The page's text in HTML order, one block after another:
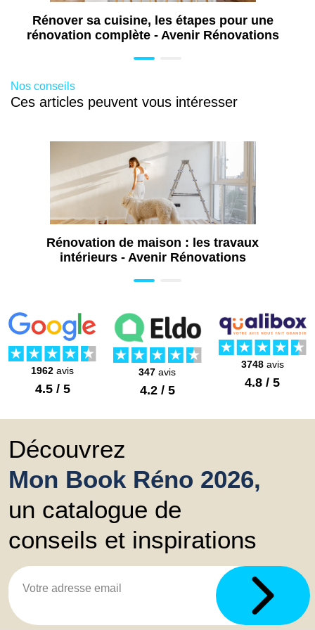
Rénovation Toiture à Saumur (49)
Traitement humidité à Saumur (49)
(49)
Rénover sa cuisine, les étapes pour une
rénovation complète - Avenir Rénovations
Nos conseils
Ces articles peuvent vous intéresser
Rénovation de maison : les travaux
intérieurs - Avenir Rénovations
1962 avis
4.5 / 5
347 avis
4.2 / 5
3748avis
4.8 / 5
Découvrez
Mon Book Réno 2026,
un catalogue de
conseils et inspirations